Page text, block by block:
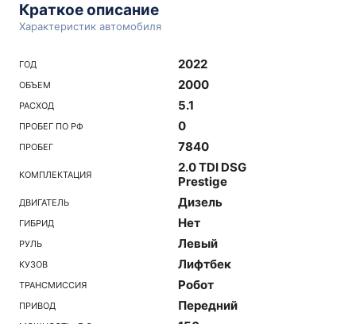
Краткое описание
Характеристик автомобиля
ГОД 2022
ОБЪЕМ 2000
РАСХОД 5.1
ПРОБЕГ ПО РФ 0
ПРОБЕГ 7840
КОМПЛЕКТАЦИЯ
2.0 TDI DSG
Prestige
ДВИГАТЕЛЬ Дизель
ГИБРИД Нет
РУЛЬ Левый
КУЗОВ Лифтбек
ТРАНСМИССИЯ Робот
ПРИВОД Передний